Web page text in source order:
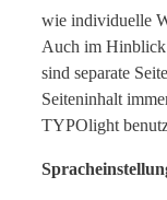
wie individuelle
Auch im Hinblick
sind separate
Seiteninhalt
TYPOlight